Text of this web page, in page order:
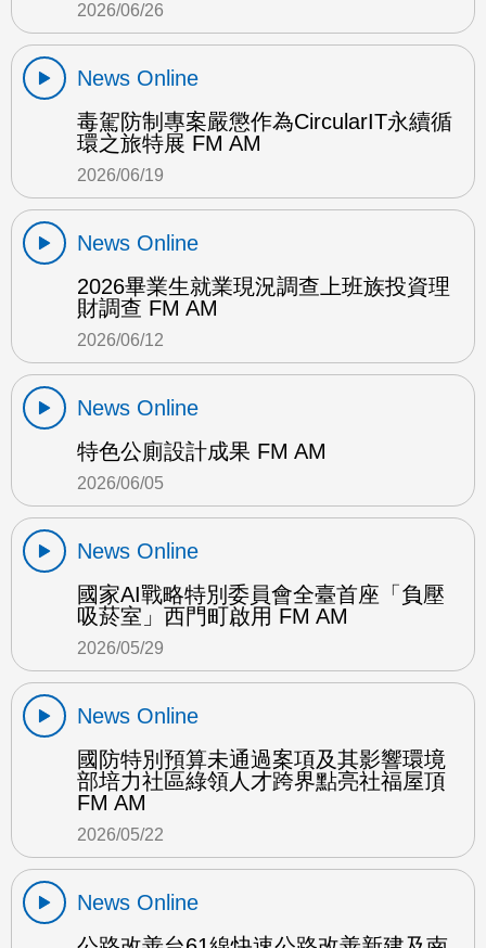
2026/06/26
News Online
毒駕防制專案嚴懲作為CircularIT永續循
環之旅特展 FM AM
2026/06/19
News Online
2026畢業生就業現況調查上班族投資理
財調查 FM AM
2026/06/12
News Online
特色公廁設計成果 FM AM
2026/06/05
News Online
國家AI戰略特別委員會全臺首座「負壓
吸菸室」西門町啟用 FM AM
2026/05/29
News Online
國防特別預算未通過案項及其影響環境
部培力社區綠領人才跨界點亮社福屋頂
FM AM
2026/05/22
News Online